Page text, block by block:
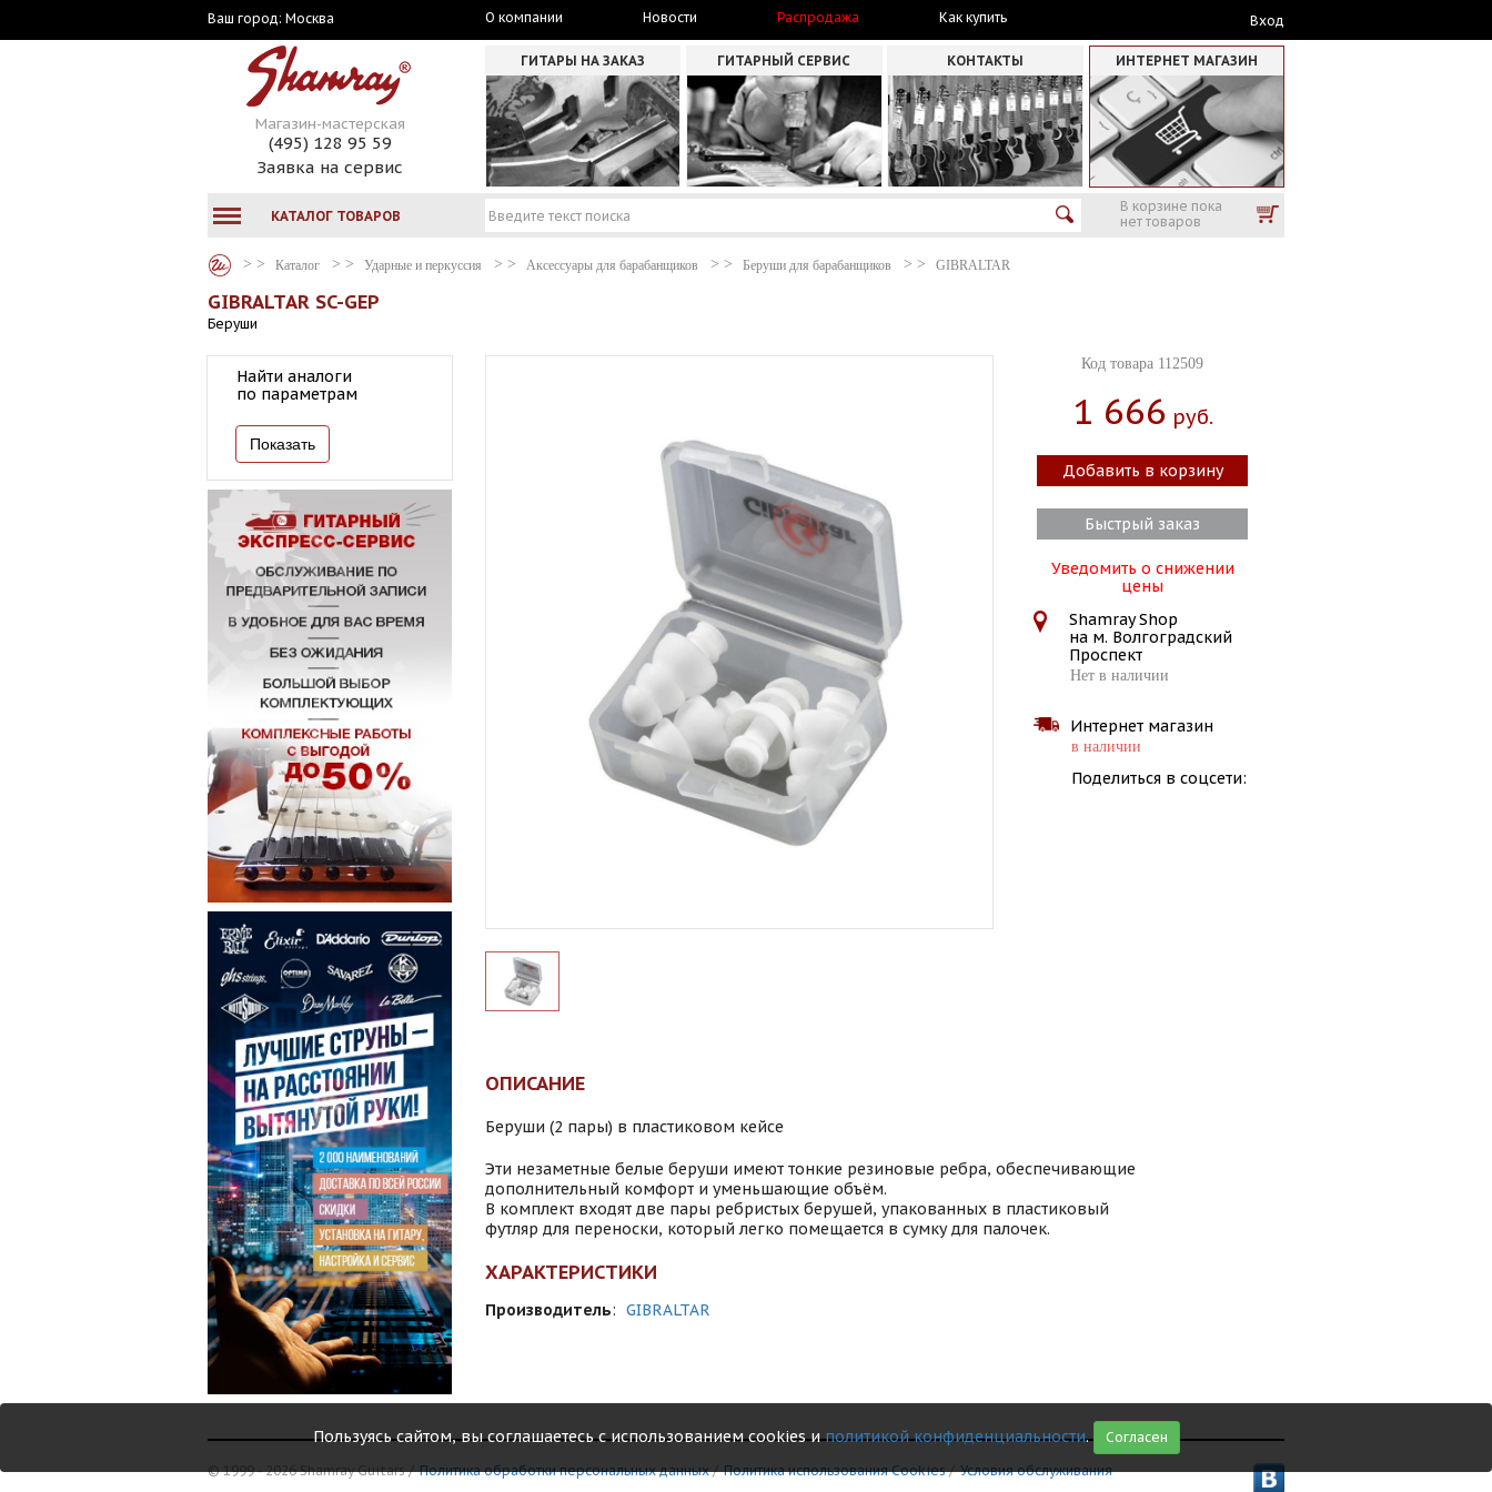
Ваш город: Москва О компании Новости Распродажа Как купить Вход
Магазин-мастерская
(495) 128 95 59
Заявка на сервис
ГИТАРЫ НА ЗАКАЗ ГИТАРНЫЙ СЕРВИС КОНТАКТЫ ИНТЕРНЕТ МАГАЗИН
КАТАЛОГ ТОВАРОВ
В корзине пока
нет товаров
Каталог Ударные и перкуссия Аксессуары для барабанщиков Беруши для барабанщиков GIBRALTAR
GIBRALTAR SC-GEP
Беруши
Найти аналоги
по параметрам
Код товара 112509
1 666 Руб.
Добавить в корзину
Быстрый заказ
Уведомить о снижении
цены
Shamray Shop
на м. Волгоградский
Проспект
Нет в наличии
Интернет магазин
в наличии
Поделиться в соцсети:
ОПИСАНИЕ
Беруши (2 пары) в пластиковом кейсе
Эти незаметные белые беруши имеют тонкие резиновые ребра, обеспечивающие
дополнительный комфорт и уменьшающие объём.
В комплект входят две пары ребристых берушей, упакованных в пластиковый
футляр для переноски, который легко помещается в сумку для палочек.
ХАРАКТЕРИСТИКИ
Производитель: GIBRALTAR
© 1999 - 2026 Shamray Guitars /Политика обработки персональных данных/Политика использования Сookies/Условия обслуживания
Пользуясь сайтом, вы соглашаетесь с использованием cookies иполитикой конфиденциальности. Согласен